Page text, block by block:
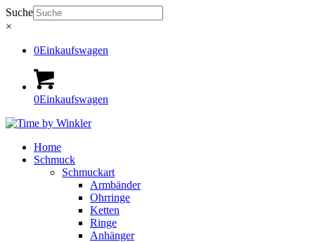
Suche
×
0Einkaufswagen
0Einkaufswagen
Home
Schmuck
Schmuckart
Armbänder
Ohrringe
Ketten
Ringe
Anhänger